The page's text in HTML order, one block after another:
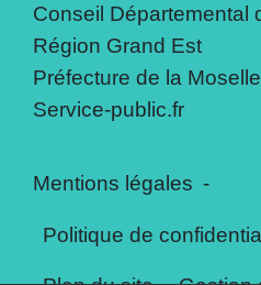
Conseil Départemental
Région Grand Est
Préfecture de la Moselle
Service-public.fr
Mentions légales -
Politique de